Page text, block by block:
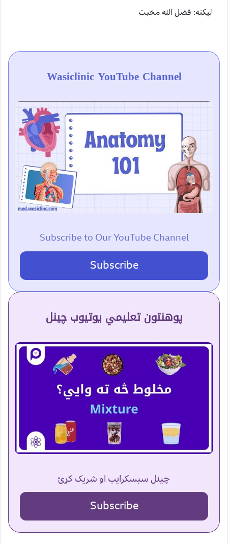
ليکنه: فضل الله مخبت
Wasiclinic YouTube Channel
Subscribe to Our YouTube Channel
Subscribe
پوهنتون تعلیمي یوتیوب چینل
چینل سبسکرایب او شریک کړئ
Subscribe